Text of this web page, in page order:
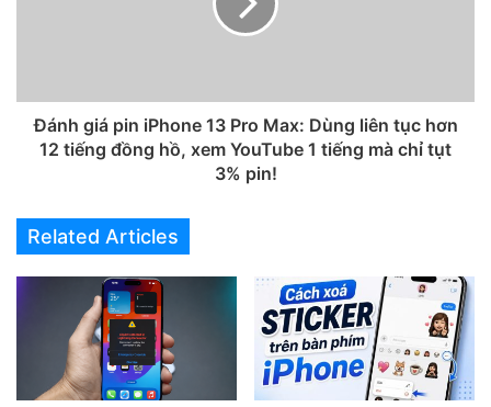
Bước 2:Bạn chọn vàoGiới thiệucủa iPhone > tại đây bạn
kéo xuống tìm đến mục
Vi c.trình modem.
Nếu tại mục này vẫn còn hiển thị như hình bên dưới thì
nhân phẩm của bạn rất may mắn vì chiếc iPhone, iPad của
Đánh giá pin iPhone 13 Pro Max: Dùng liên tục hơn
12 tiếng đồng hồ, xem YouTube 1 tiếng mà chỉ tụt
3% pin!
Related Articles